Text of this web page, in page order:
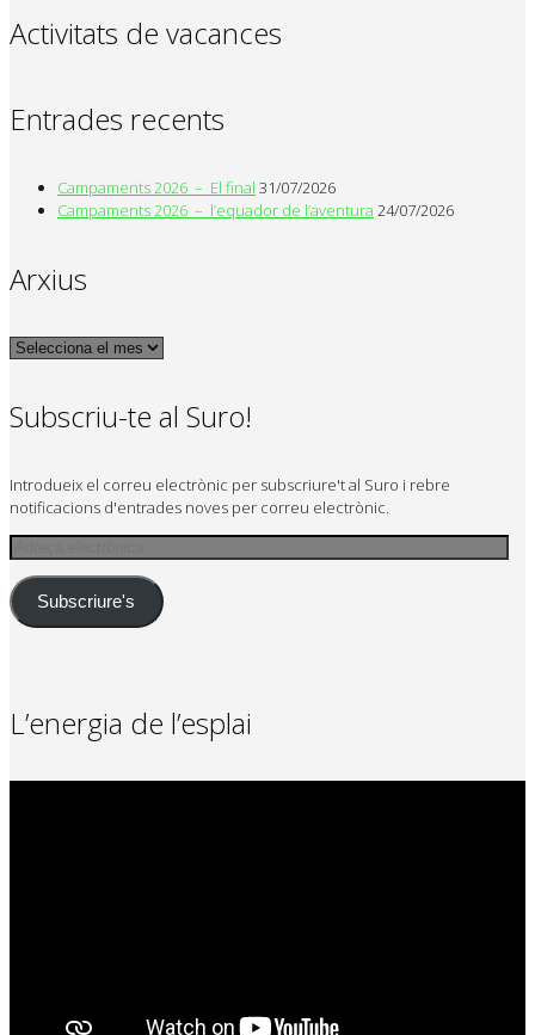
Activitats de vacances
Entrades recents
Campaments 2026 – El final 31/07/2026
Campaments 2026 – l’equador de l’aventura 24/07/2026
Arxius
Arxius
Subscriu-te al Suro!
Introdueix el correu electrònic per subscriure't al Suro i rebre
notificacions d'entrades noves per correu electrònic.
Subscriure's
L’energia de l’esplai